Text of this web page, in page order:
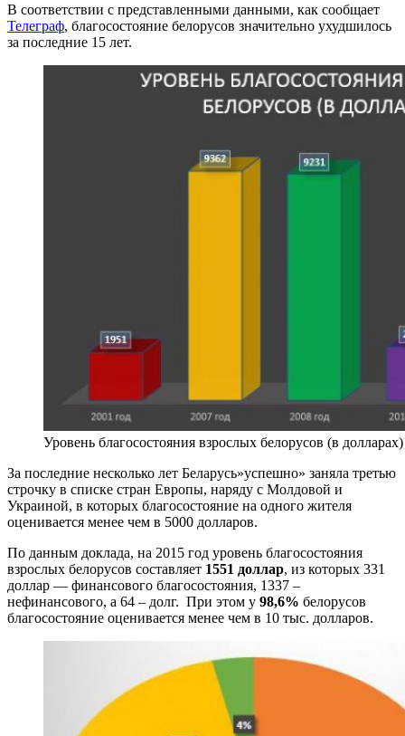
В соответствии с представленными данными, как сообщает
Телеграф, благосостояние белорусов значительно ухудшилось
за последние 15 лет.
Уровень благосостояния взрослых белорусов (в долларах)
За последние несколько лет Беларусь»успешно» заняла третью
строчку в списке стран Европы, наряду с Молдовой и
Украиной, в которых благосостояние на одного жителя
оценивается менее чем в 5000 долларов.
По данным доклада, на 2015 год уровень благосостояния
взрослых белорусов составляет 1551 доллар, из которых 331
доллар — финансового благосостояния, 1337 –
нефинансового, а 64 – долг. При этом у 98,6% белорусов
благосостояние оценивается менее чем в 10 тыс. долларов.